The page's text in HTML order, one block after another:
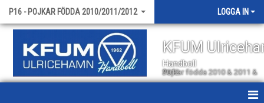
P16 - POJKAR FÖDDA 2010/2011/2012 LOGGA IN
KFUM
Handboll
Pojkar födda 2010 & 2011 & 2012